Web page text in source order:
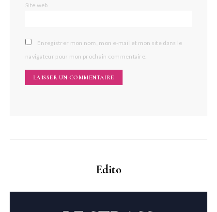
Site web
Enregistrer mon nom, mon e-mail et mon site dans le
navigateur pour mon prochain commentaire.
Edito